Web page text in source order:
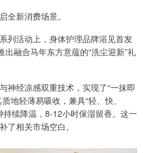
全新消费场景。
列活动上，身体护理品牌浴见首发
出融合马年东方意蕴的“洗尘迎新”礼
神经凉感双重技术，实现了“一抹即
地轻薄易吸收，兼具“轻、快、
续降温，8-12小时保湿留香。这一
了相关市场空白。